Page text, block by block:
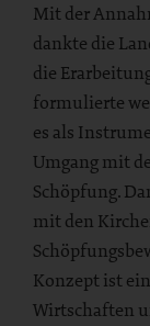
Mit der
dankte die
die
formulierte
es als
Umgang mit
Schöpfung.
mit den
Konzept ist
Wirtschaften